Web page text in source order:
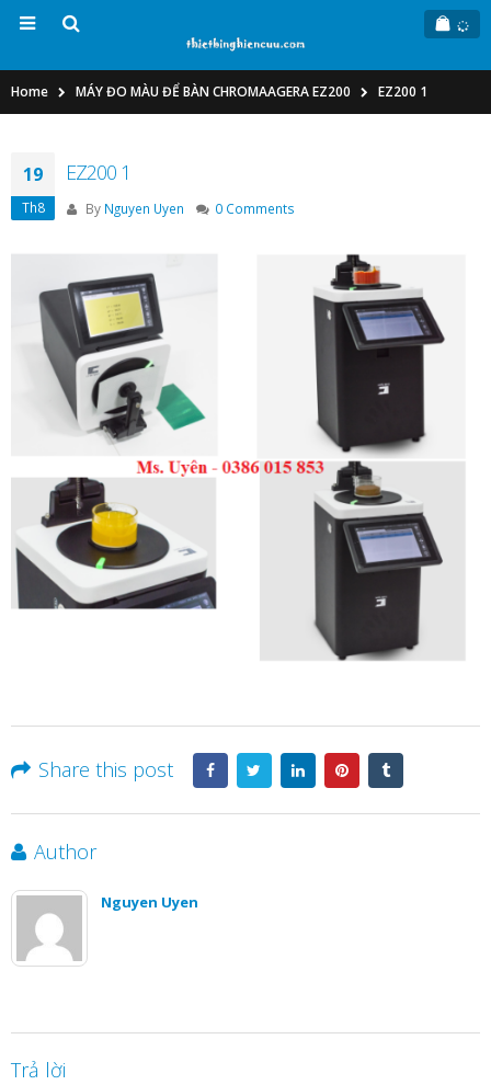
Home MÁY ĐO MÀU ĐỂ BÀN CHROMAAGERA EZ200 EZ200 1
19
Th8
EZ200 1
By Nguyen Uyen 0 Comments
Share this post
Author
Nguyen Uyen
Trả lời